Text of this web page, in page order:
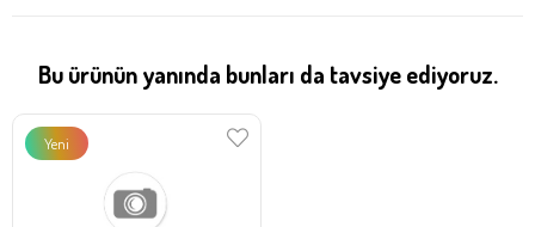
Bu ürünün yanında bunları da tavsiye ediyoruz.
Yeni